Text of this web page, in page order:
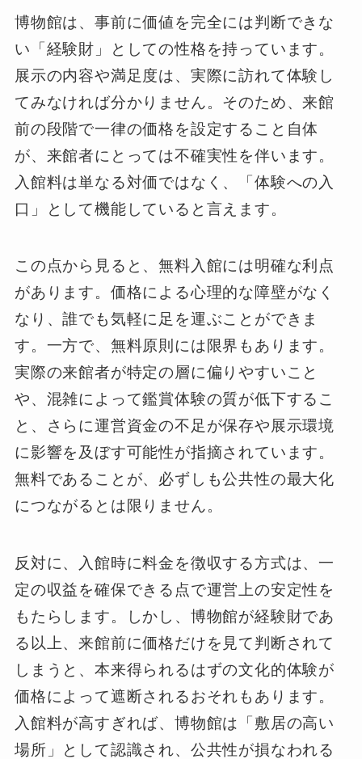
博物館は、事前に価値を完全には判断できな
い「経験財」としての性格を持っています。
展示の内容や満足度は、実際に訪れて体験し
てみなければ分かりません。そのため、来館
前の段階で一律の価格を設定すること自体
が、来館者にとっては不確実性を伴います。
入館料は単なる対価ではなく、「体験への入
口」として機能していると言えます。
この点から見ると、無料入館には明確な利点
があります。価格による心理的な障壁がなく
なり、誰でも気軽に足を運ぶことができま
す。一方で、無料原則には限界もあります。
実際の来館者が特定の層に偏りやすいこと
や、混雑によって鑑賞体験の質が低下するこ
と、さらに運営資金の不足が保存や展示環境
に影響を及ぼす可能性が指摘されています。
無料であることが、必ずしも公共性の最大化
につながるとは限りません。
反対に、入館時に料金を徴収する方式は、一
定の収益を確保できる点で運営上の安定性を
もたらします。しかし、博物館が経験財であ
る以上、来館前に価格だけを見て判断されて
しまうと、本来得られるはずの文化的体験が
価格によって遮断されるおそれもあります。
入館料が高すぎれば、博物館は「敷居の高い
場所」として認識され、公共性が損なわれる